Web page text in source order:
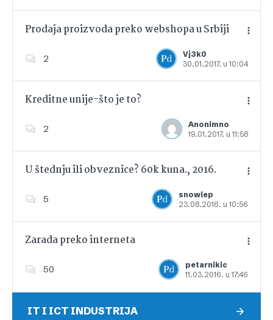
Prodaja proizvoda preko webshopa u Srbiji
2
Vj3k0
30.01.2017. u 10:04
Dodajte u favorite
Kreditne unije-što je to?
2
Anonimno
19.01.2017. u 11:58
Dodajte u favorite
U štednju ili obveznice? 60k kuna., 2016.
5
snowlep
23.08.2016. u 10:56
Dodajte u favorite
Zarada preko interneta
50
petarnikic
11.03.2016. u 17:46
Dodajte u favorite
IT I ICT INDUSTRIJA